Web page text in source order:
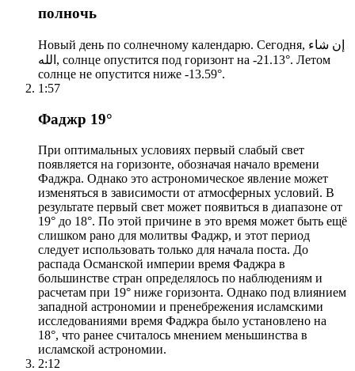
полночь
Новый день по солнечному календарю. Сегодня, إن شاء
الله, солнце опустится под горизонт на -21.13°. Летом
солнце не опустится ниже -13.59°.
1:57
Фаджр 19°
При оптимальных условиях первый слабый свет
появляется на горизонте, обозначая начало времени
Фаджра. Однако это астрономическое явление может
изменяться в зависимости от атмосферных условий. В
результате первый свет может появиться в диапазоне от
19° до 18°. По этой причине в это время может быть ещё
слишком рано для молитвы Фаджр, и этот период
следует использовать только для начала поста. До
распада Османской империи время Фаджра в
большинстве стран определялось по наблюдениям и
расчетам при 19° ниже горизонта. Однако под влиянием
западной астрономии и пренебрежения исламскими
исследованиями время Фаджра было установлено на
18°, что ранее считалось мнением меньшинства в
исламской астрономии.
2:12